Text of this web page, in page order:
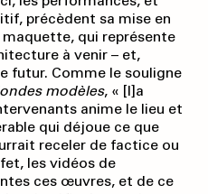
précèdent sa mise en
maquette, qui représente
à venir – et,
futur. Comme le souligne
modèles, « [l]a
anime le lieu et
qui déjoue ce que
receler de factice ou
les vidéos de
ces œuvres, et de ce